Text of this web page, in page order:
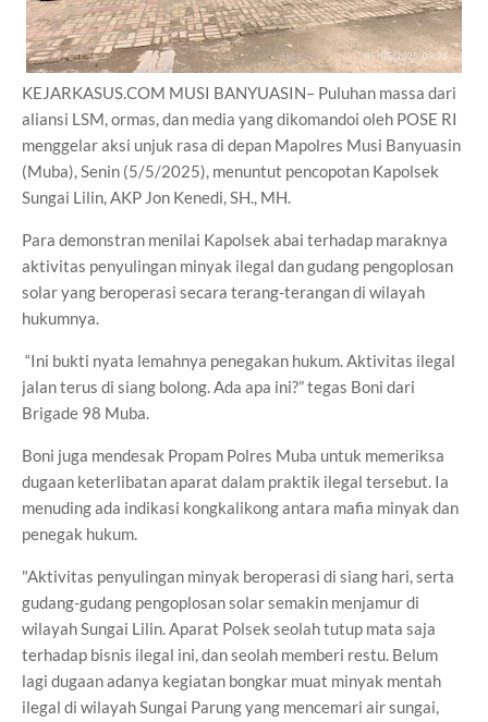
KEJARKASUS.COM MUSI BANYUASIN– Puluhan massa dari
aliansi LSM, ormas, dan media yang dikomandoi oleh POSE RI
menggelar aksi unjuk rasa di depan Mapolres Musi Banyuasin
(Muba), Senin (5/5/2025), menuntut pencopotan Kapolsek
Sungai Lilin, AKP Jon Kenedi, SH., MH.
Para demonstran menilai Kapolsek abai terhadap maraknya
aktivitas penyulingan minyak ilegal dan gudang pengoplosan
solar yang beroperasi secara terang-terangan di wilayah
hukumnya.
“Ini bukti nyata lemahnya penegakan hukum. Aktivitas ilegal
jalan terus di siang bolong. Ada apa ini?” tegas Boni dari
Brigade 98 Muba.
Boni juga mendesak Propam Polres Muba untuk memeriksa
dugaan keterlibatan aparat dalam praktik ilegal tersebut. Ia
menuding ada indikasi kongkalikong antara mafia minyak dan
penegak hukum.
"Aktivitas penyulingan minyak beroperasi di siang hari, serta
gudang-gudang pengoplosan solar semakin menjamur di
wilayah Sungai Lilin. Aparat Polsek seolah tutup mata saja
terhadap bisnis ilegal ini, dan seolah memberi restu. Belum
lagi dugaan adanya kegiatan bongkar muat minyak mentah
ilegal di wilayah Sungai Parung yang mencemari air sungai,